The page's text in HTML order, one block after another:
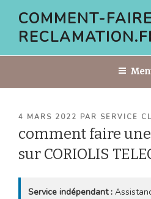
contenu
COMMENT-
PUBLIÉ
4 MARS 2022 PAR SERVICE
comment faire
sur CORIOLIS
Service indépendant :